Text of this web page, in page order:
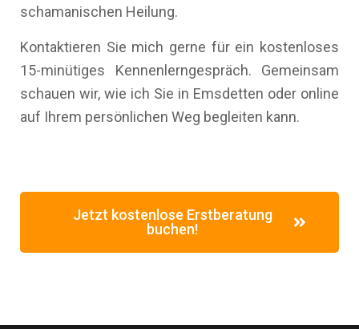
schamanischen Heilung.
Kontaktieren Sie mich gerne für ein kostenloses
15-minütiges Kennenlerngespräch. Gemeinsam
schauen wir, wie ich Sie in Emsdetten oder online
auf Ihrem persönlichen Weg begleiten kann.
Jetzt kostenlose Erstberatung
buchen!